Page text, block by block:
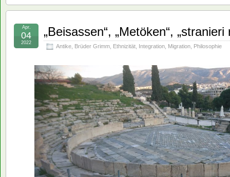
„Beisassen“, „Metöken“, „stranieri
Antike, Brüder Grimm, Ethnizität, Integration, Migration, Philosophie
Apr.
04
2022